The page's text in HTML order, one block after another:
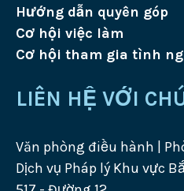
Hướng dẫn quyên góp
Cơ hội việc làm
Cơ hội tham gia tình
LIÊN HỆ VỚI
Văn phòng điều hành |
Dịch vụ Pháp lý Khu vực